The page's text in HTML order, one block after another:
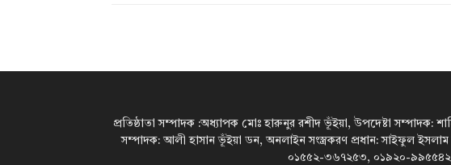
প্রতিষ্ঠাতা সম্পাদক :অধ্যাপক মোঃ হারুনুর রশীদ ভূঁইয়া, উপদেষ্টা সম্পাদক:
সম্পাদক: আলী হাসান ভূঁইয়া ডন, অনলাইন সংস্ত্রকরণ প্রধান: সাইফুল
০১৫৫২-৩৬৭২৫৩, ০১৯২০-